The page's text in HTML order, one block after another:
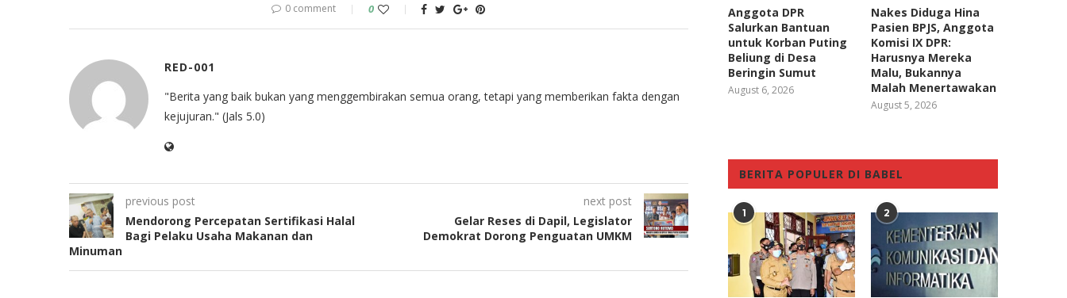
0 comment 0
RED-001
"Berita yang baik bukan yang menggembirakan semua orang, tetapi yang memberikan fakta dengan
kejujuran." (Jals 5.0)
previous post
Mendorong Percepatan Sertifikasi Halal
Bagi Pelaku Usaha Makanan dan
Minuman
next post
Gelar Reses di Dapil, Legislator
Demokrat Dorong Penguatan UMKM
Anggota DPR
Salurkan Bantuan
untuk Korban Puting
Beliung di Desa
Beringin Sumut
August 6, 2026
Nakes Diduga Hina
Pasien BPJS, Anggota
Komisi IX DPR:
Harusnya Mereka
Malu, Bukannya
Malah Menertawakan
August 5, 2026
BERITA POPULER DI BABEL
1 2